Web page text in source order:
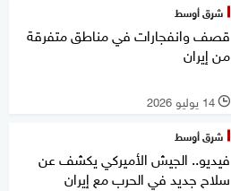
شرق أوسط
قصف وانفجارات في مناطق متفرقة
من إيران
l 14 يوليو 2026
شرق أوسط
فيديو.. الجيش الأميركي يكشف عن
سلاح جديد في الحرب مع إيران